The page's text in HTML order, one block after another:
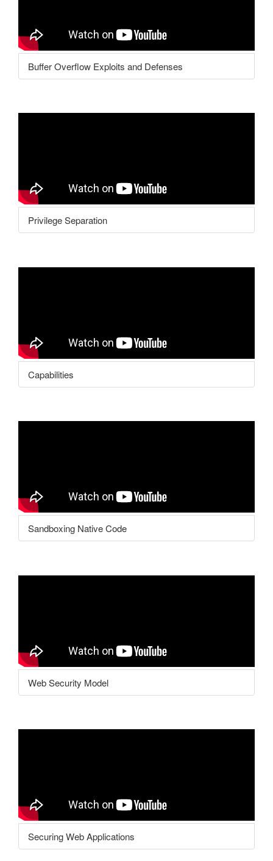
Buffer Overflow Exploits and Defenses
Privilege Separation
Capabilities
Sandboxing Native Code
Web Security Model
Securing Web Applications